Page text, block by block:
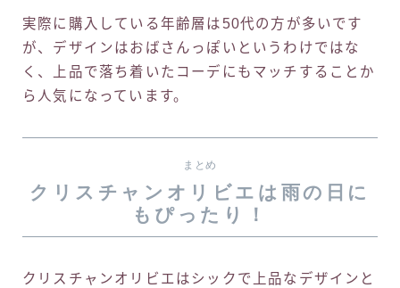
実際に購入している年齢層は50代の方が多いです
が、デザインはおばさんっぽいというわけではな
く、上品で落ち着いたコーデにもマッチすることか
ら人気になっています。
まとめ
クリスチャンオリビエは雨の日に
もぴったり！
クリスチャンオリビエはシックで上品なデザインと